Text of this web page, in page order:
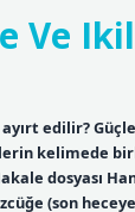
Ve
ayırt edilir?
kelimede
dosyası
(son